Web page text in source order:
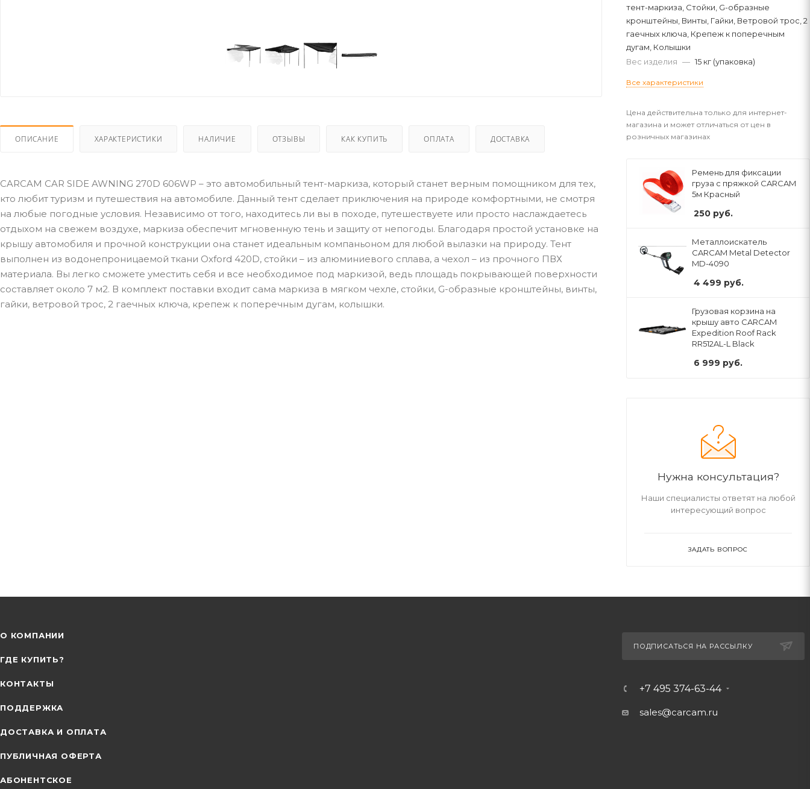
ОПИСАНИЕ ХАРАКТЕРИСТИКИ НАЛИЧИЕ ОТЗЫВЫ КАК КУПИТЬ ОПЛАТА ДОСТАВКА
CARCAM CAR SIDE AWNING 270D 606WP – это автомобильный тент-маркиза, который станет верным помощником для тех,
кто любит туризм и путешествия на автомобиле. Данный тент сделает приключения на природе комфортными, не смотря
на любые погодные условия. Независимо от того, находитесь ли вы в походе, путешествуете или просто наслаждаетесь
отдыхом на свежем воздухе, маркиза обеспечит мгновенную тень и защиту от непогоды. Благодаря простой установке на
крышу автомобиля и прочной конструкции она станет идеальным компаньоном для любой вылазки на природу. Тент
выполнен из водонепроницаемой ткани Oxford 420D, стойки – из алюминиевого сплава, а чехол – из прочного ПВХ
материала. Вы легко сможете уместить себя и все необходимое под маркизой, ведь площадь покрывающей поверхности
составляет около 7 м2. В комплект поставки входит сама маркиза в мягком чехле, стойки, G-образные кронштейны, винты,
гайки, ветровой трос, 2 гаечных ключа, крепеж к поперечным дугам, колышки.
тент-маркиза, Стойки, G-образные
кронштейны, Винты, Гайки, Ветровой трос, 2
гаечных ключа, Крепеж к поперечным
дугам, Колышки
Вес изделия — 15 кг (упаковка)
Все характеристики
Цена действительна только для интернет-
магазина и может отличаться от цен в
розничных магазинах
Ремень для фиксации
груза с пряжкой CARCAM
5м Красный
250 руб.
Металлоискатель
CARCAM Metal Detector
MD-4090
4 499 руб.
Грузовая корзина на
крышу авто CARCAM
Expedition Roof Rack
RR512AL-L Black
6 999 руб.
Нужна консультация?
Наши специалисты ответят на любой
интересующий вопрос
ЗАДАТЬ ВОПРОС
О КОМПАНИИ
ГДЕ КУПИТЬ?
КОНТАКТЫ
ПОДДЕРЖКА
ДОСТАВКА И ОПЛАТА
ПУБЛИЧНАЯ ОФЕРТА
АБОНЕНТСКОЕ
ПОДПИСАТЬСЯ НА РАССЫЛКУ
+7 495 374-63-44
sales@carcam.ru